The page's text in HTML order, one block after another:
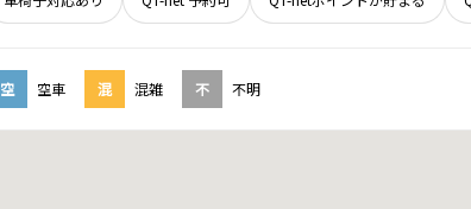
空 空車 混 混雑 不 不明